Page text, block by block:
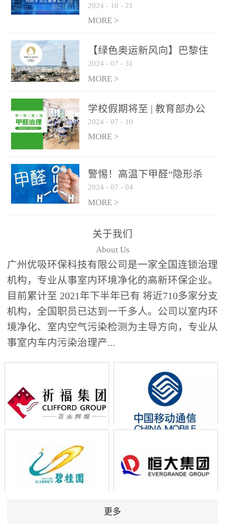
业，尽显除醛品牌实力！
2024 - 10 - 21
MORE >
【绿色奥运新风向】巴黎住
宿风波：优吸环保共建健康
绿色家居
2024 - 07 - 31
MORE >
学校假期将至 | 教育部办公
厅关于加强学校新建校舍室
内空气质量管理通知
2024 - 07 - 10
MORE >
警惕！高温下甲醛“隐形杀
手”来袭，你的家安全吗？
2024 - 07 - 04
MORE >
关于我们
About Us
广州优吸环保科技有限公司是一家全国连锁治理
机构，专业从事室内环境净化的高新环保企业。
目前累计至 2021年下半年已有 将近710多家分支
机构，全国职员已达到一千多人。公司以室内环
境净化、室内空气污染检测为主导方向，专业从
事室内车内污染治理产...
更多